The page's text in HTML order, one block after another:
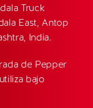
Truck
East, Antop
India.
de Pepper
bajo